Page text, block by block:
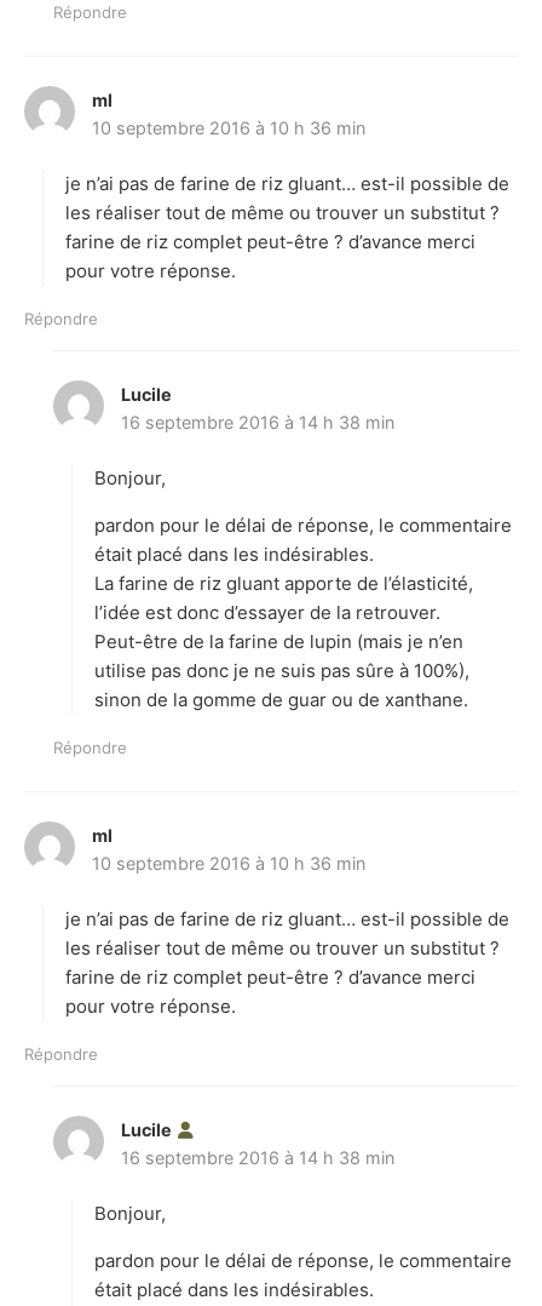
Répondre
ml
:
10 septembre 2016 à 10 h 36 min
je n’ai pas de farine de riz gluant… est-il possible de
les réaliser tout de même ou trouver un substitut ?
farine de riz complet peut-être ? d’avance merci
pour votre réponse.
Répondre
Lucile
i
16 septembre 2016 à 14 h 38 min
Bonjour,
pardon pour le délai de réponse, le commentaire
était placé dans les indésirables.
La farine de riz gluant apporte de l’élasticité,
l’idée est donc d’essayer de la retrouver.
Peut-être de la farine de lupin (mais je n’en
utilise pas donc je ne suis pas sûre à 100%),
sinon de la gomme de guar ou de xanthane.
Répondre
ml
:
10 septembre 2016 à 10 h 36 min
je n’ai pas de farine de riz gluant… est-il possible de
les réaliser tout de même ou trouver un substitut ?
farine de riz complet peut-être ? d’avance merci
pour votre réponse.
Répondre
Lucile
i
16 septembre 2016 à 14 h 38 min
Bonjour,
pardon pour le délai de réponse, le commentaire
était placé dans les indésirables.